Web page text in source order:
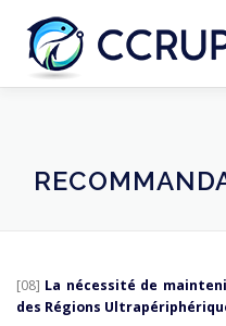
[08] La nécessité de
des Régions